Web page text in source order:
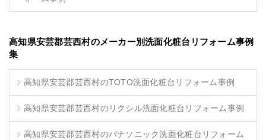
高知県安芸郡芸西村のメーカー別洗面化粧台リフォーム事例
集
高知県安芸郡芸西村のTOTO洗面化粧台リフォーム事例
高知県安芸郡芸西村のリクシル洗面化粧台リフォーム事例
高知県安芸郡芸西村のパナソニック洗面化粧台リフォーム